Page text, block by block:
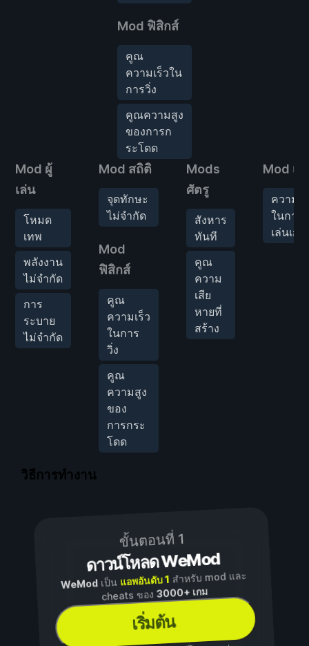
Mod ฟิสิกส์
คูณ
ความเร็วใน
การวิ่ง
คูณความสูง
ของการก
ระโดด
Mod ผู้
เล่น
โหมด
เทพ
พลังงาน
ไม่จำกัด
การ
ระบาย
ไม่จำกัด
Mod สถิติ
จุดทักษะ
ไม่จำกัด
Mod
ฟิสิกส์
คูณ
ความเร็ว
ในการ
วิ่ง
คูณ
ความสูง
ของ
การกระ
โดด
Mods
ศัตรู
สังหาร
ทันที
คูณ
ความ
เสีย
หายที่
สร้าง
Mod เก
ความเ
ในการ
เล่นเกม
วิธีการทำงาน
ขั้นตอนที่ 1
ดาวน์โหลด WeMod
WeModเป็น แอพอันดับ 1 สำหรับ mod และ
cheats ของ3000+ เกม
เริ่มต้น